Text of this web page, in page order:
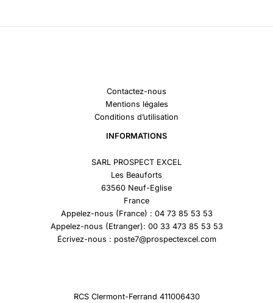
Contactez-nous
Mentions légales
Conditions d’utilisation
INFORMATIONS
SARL PROSPECT EXCEL
Les Beauforts
63560 Neuf-Eglise
France
Appelez-nous (France) : 04 73 85 53 53
Appelez-nous (Etranger): 00 33 473 85 53 53
Écrivez-nous : poste7@prospectexcel.com
RCS Clermont-Ferrand 411006430